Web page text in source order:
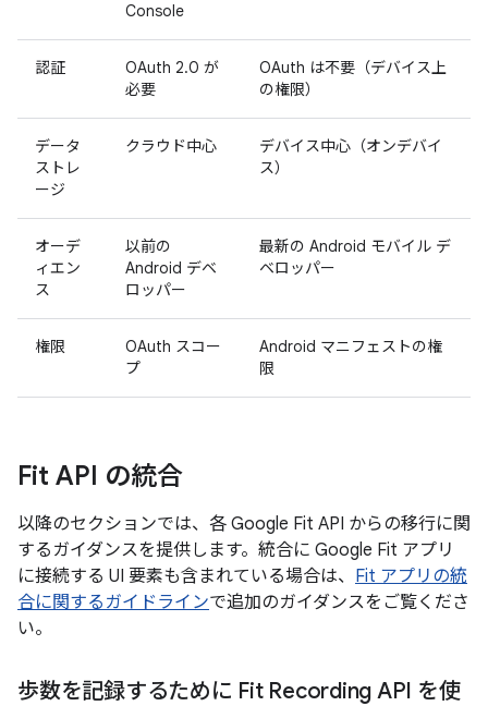
Console
認証
OAuth 2.0 が
必要
OAuth は不要（デバイス上
の権限）
データ
ストレ
ージ
クラウド中心
デバイス中心（オンデバイ
ス）
オーデ
ィエン
ス
以前の
Android デベ
ロッパー
最新の Android モバイル デ
ベロッパー
権限
OAuth スコー
プ
Android マニフェストの権
限
Fit API の統合
以降のセクションでは、各 Google Fit API からの移行に関
するガイダンスを提供します。統合に Google Fit アプリ
に接続する UI 要素も含まれている場合は、 Fit アプリの統
合に関するガイドラインで追加のガイダンスをご覧くださ
い。
歩数を記録するために Fit Recording API を使